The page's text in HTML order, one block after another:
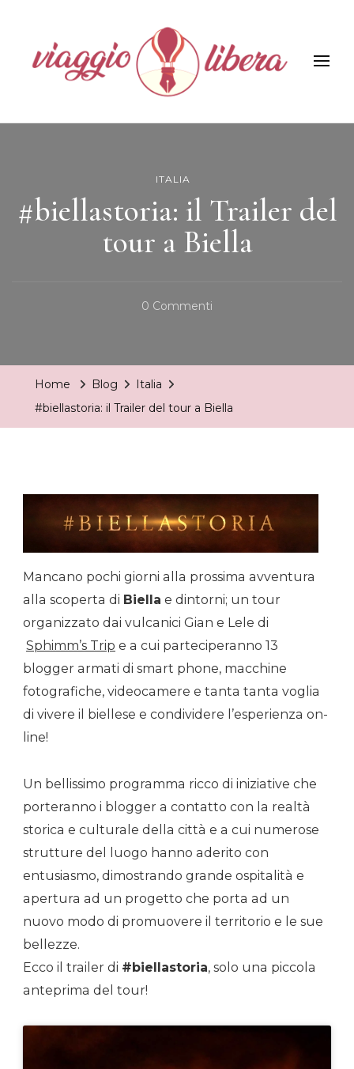
Viaggiolibera
ITALIA
#biellastoria: il Trailer del
tour a Biella
0 Commenti
Home Blog
Italia
#biellastoria: il Trailer del tour a Biella
Mancano pochi giorni alla prossima avventura
alla scoperta di Biella e dintorni; un tour
organizzato dai vulcanici Gian e Lele di
Sphimm’s Trip e a cui parteciperanno 13
blogger armati di smart phone, macchine
fotografiche, videocamere e tanta tanta voglia
di vivere il biellese e condividere l’esperienza on-
line!
Un bellissimo programma ricco di iniziative che
porteranno i blogger a contatto con la realtà
storica e culturale della città e a cui numerose
strutture del luogo hanno aderito con
entusiasmo, dimostrando grande ospitalità e
apertura ad un progetto che porta ad un
nuovo modo di promuovere il territorio e le sue
bellezze.
Ecco il trailer di #biellastoria, solo una piccola
anteprima del tour!